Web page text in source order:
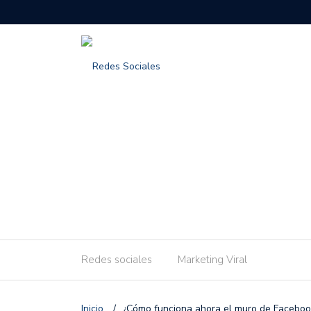
Redes sociales Marketing Viral